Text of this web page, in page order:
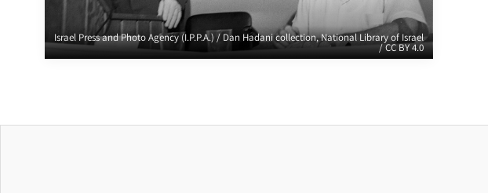
Israel Press and Photo Agency (I.P.P.A.) / Dan Hadani collection, National Library of Israel
/ CC BY 4.0